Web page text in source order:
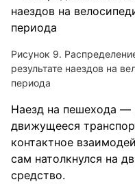
Рисунок 9.
результате наездов на
периода
Наезд на пешехода —
движущееся
контактное
сам натолкнулся на
средство.